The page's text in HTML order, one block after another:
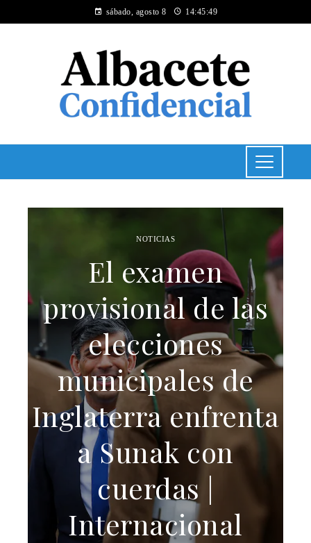
sábado, agosto 8 14:45:50
NOTICIAS
El examen
provisional de las
elecciones
municipales de
Inglaterra enfrenta
a Sunak con
cuerdas |
Internacional